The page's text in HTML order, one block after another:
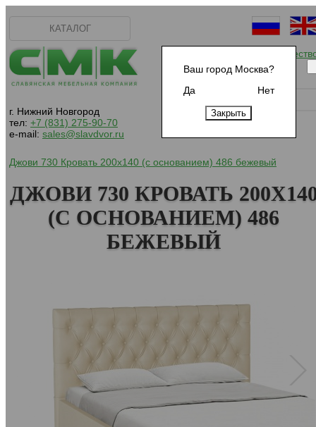
Ваш город Москва?
Да
Нет
КАТАЛОГ
г. Нижний Новгород
тел: +7 (831) 275-90-70
e-mail: sales@slavdvor.ru
Начать
Джови 730 Кровать 200х140 (с основанием) 486 бежевый
ДЖОВИ 730 КРОВАТЬ
(С ОСНОВАНИЕМ) 486
БЕЖЕВЫЙ